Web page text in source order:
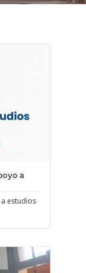
a
estudios